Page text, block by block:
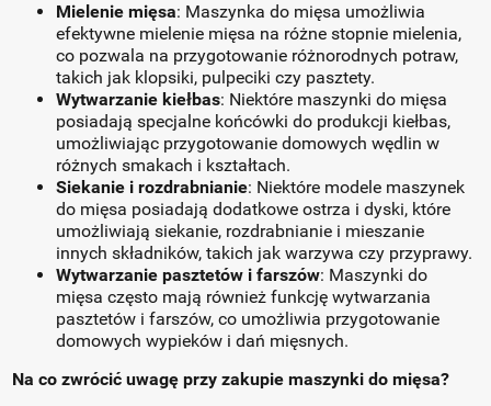
Mielenie mięsa: Maszynka do mięsa umożliwia
efektywne mielenie mięsa na różne stopnie mielenia,
co pozwala na przygotowanie różnorodnych potraw,
takich jak klopsiki, pulpeciki czy pasztety.
Wytwarzanie kiełbas: Niektóre maszynki do mięsa
posiadają specjalne końcówki do produkcji kiełbas,
umożliwiając przygotowanie domowych wędlin w
różnych smakach i kształtach.
Siekanie i rozdrabnianie: Niektóre modele maszynek
do mięsa posiadają dodatkowe ostrza i dyski, które
umożliwiają siekanie, rozdrabnianie i mieszanie
innych składników, takich jak warzywa czy przyprawy.
Wytwarzanie pasztetów i farszów: Maszynki do
mięsa często mają również funkcję wytwarzania
pasztetów i farszów, co umożliwia przygotowanie
domowych wypieków i dań mięsnych.
Na co zwrócić uwagę przy zakupie maszynki do mięsa?